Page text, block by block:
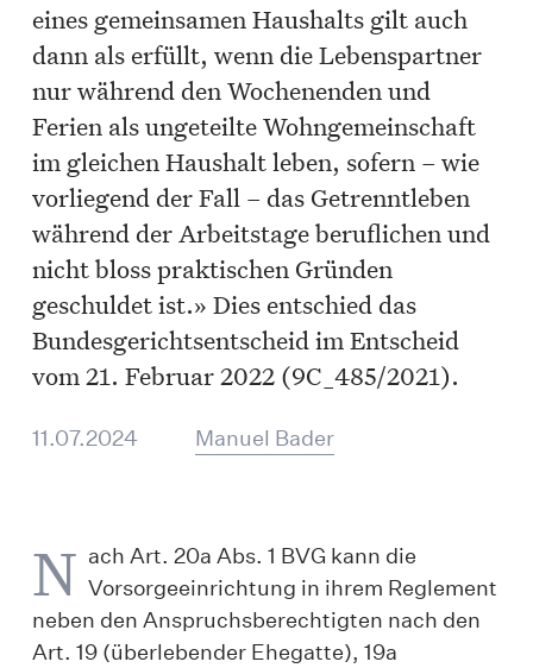
eines gemeinsamen Haushalts gilt auch
dann als erfüllt, wenn die Lebenspartner
nur während den Wochenenden und
Ferien als ungeteilte Wohngemeinschaft
im gleichen Haushalt leben, sofern – wie
vorliegend der Fall – das Getrenntleben
während der Arbeitstage beruflichen und
nicht bloss praktischen Gründen
geschuldet ist.» Dies entschied das
Bundesgerichtsentscheid im Entscheid
vom 21. Februar 2022 (9C_485/2021).
11.07.2024 Manuel Bader
N ach Art. 20a Abs. 1 BVG kann die
Vorsorgeeinrichtung in ihrem Reglement
neben den Anspruchsberechtigten nach den
Art. 19 (überlebender Ehegatte), 19a